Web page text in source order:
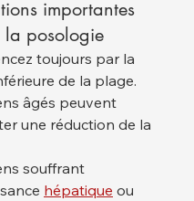
importantes
la posologie
toujours par la
de la plage.
âgés peuvent
une réduction de la
souffrant
hépatique ou